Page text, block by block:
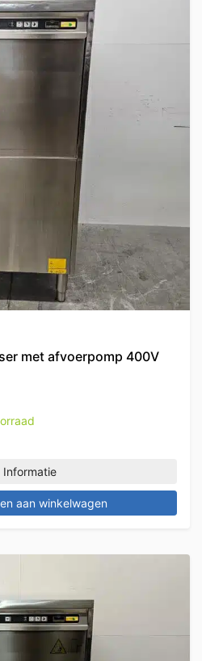
met afvoerpomp 400V
Informatie
aan winkelwagen